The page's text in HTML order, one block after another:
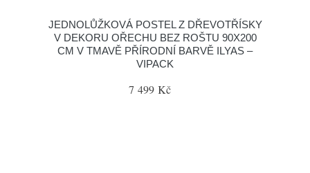
JEDNOLŮŽKOVÁ POSTEL Z DŘEVOTŘÍSKY
V DEKORU OŘECHU BEZ ROŠTU 90X200
CM V TMAVĚ PŘÍRODNÍ BARVĚ ILYAS –
VIPACK
7 499 Kč